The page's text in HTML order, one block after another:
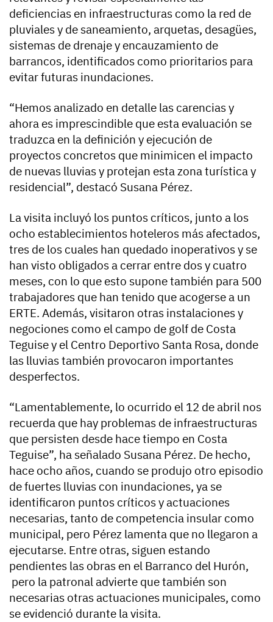
deficiencias en infraestructuras como la red de
pluviales y de saneamiento, arquetas, desagües,
sistemas de drenaje y encauzamiento de
barrancos, identificados como prioritarios para
evitar futuras inundaciones.
“Hemos analizado en detalle las carencias y
ahora es imprescindible que esta evaluación se
traduzca en la definición y ejecución de
proyectos concretos que minimicen el impacto
de nuevas lluvias y protejan esta zona turística y
residencial”, destacó Susana Pérez.
La visita incluyó los puntos críticos, junto a los
ocho establecimientos hoteleros más afectados,
tres de los cuales han quedado inoperativos y se
han visto obligados a cerrar entre dos y cuatro
meses, con lo que esto supone también para 500
trabajadores que han tenido que acogerse a un
ERTE. Además, visitaron otras instalaciones y
negociones como el campo de golf de Costa
Teguise y el Centro Deportivo Santa Rosa, donde
las lluvias también provocaron importantes
desperfectos.
“Lamentablemente, lo ocurrido el 12 de abril nos
recuerda que hay problemas de infraestructuras
que persisten desde hace tiempo en Costa
Teguise”, ha señalado Susana Pérez. De hecho,
hace ocho años, cuando se produjo otro episodio
de fuertes lluvias con inundaciones, ya se
identificaron puntos críticos y actuaciones
necesarias, tanto de competencia insular como
municipal, pero Pérez lamenta que no llegaron a
ejecutarse. Entre otras, siguen estando
pendientes las obras en el Barranco del Hurón,
pero la patronal advierte que también son
necesarias otras actuaciones municipales, como
se evidenció durante la visita.